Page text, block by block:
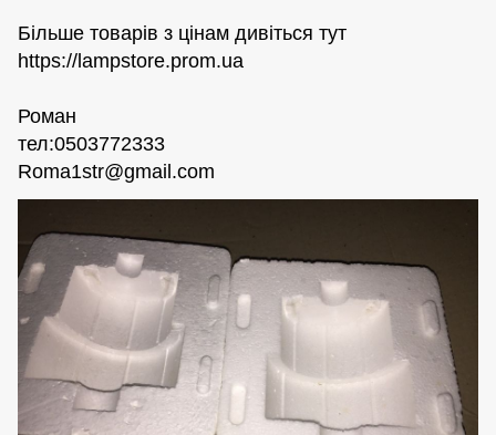
Більше товарів з цінам дивіться тут
https://lampstore.prom.ua
Роман
тел:0503772333
Roma1str@gmail.com